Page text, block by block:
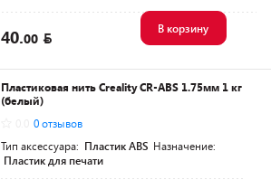
40.00
В корзину
Пластиковая нить Creality CR-ABS 1.75мм 1 кг
(белый)
0 отзывов
Тип аксессуара: Пластик ABS Назначение:
Пластик для печати